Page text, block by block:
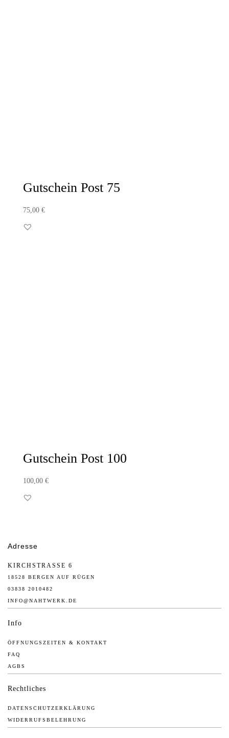
Gutschein Post 75
75,00 €
Gutschein Post 100
100,00 €
Adresse
KIRCHSTRASSE 6
18528 BERGEN AUF RÜGEN
03838 2010482
INFO@NAHTWERK.DE
Info
ÖFFNUNGSZEITEN & KONTAKT
FAQ
AGBS
Rechtliches
DATENSCHUTZERKLÄRUNG
WIDERRUFSBELEHRUNG